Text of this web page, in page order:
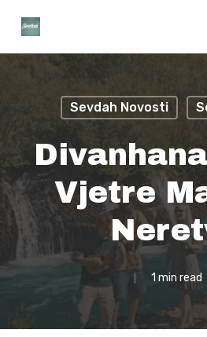
Sevdah Novosti
Vjetre
1 min read